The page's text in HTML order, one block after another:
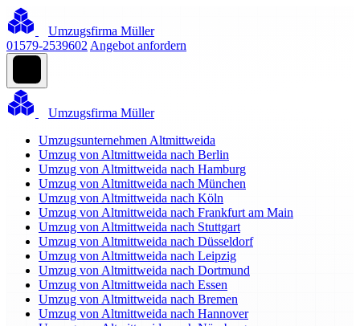
Umzugsfirma Müller
01579-2539602 Angebot anfordern
Umzugsfirma Müller
Umzugsunternehmen Altmittweida
Umzug von Altmittweida nach Berlin
Umzug von Altmittweida nach Hamburg
Umzug von Altmittweida nach München
Umzug von Altmittweida nach Köln
Umzug von Altmittweida nach Frankfurt am Main
Umzug von Altmittweida nach Stuttgart
Umzug von Altmittweida nach Düsseldorf
Umzug von Altmittweida nach Leipzig
Umzug von Altmittweida nach Dortmund
Umzug von Altmittweida nach Essen
Umzug von Altmittweida nach Bremen
Umzug von Altmittweida nach Hannover